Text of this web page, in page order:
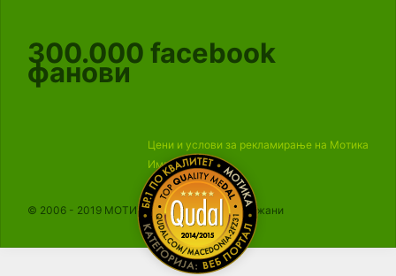
300.000 facebook
фанови
Цени и услови за рекламирање на Мотика
Импресум
© 2006 - 2019 МОТИКА, Сите права се задржани